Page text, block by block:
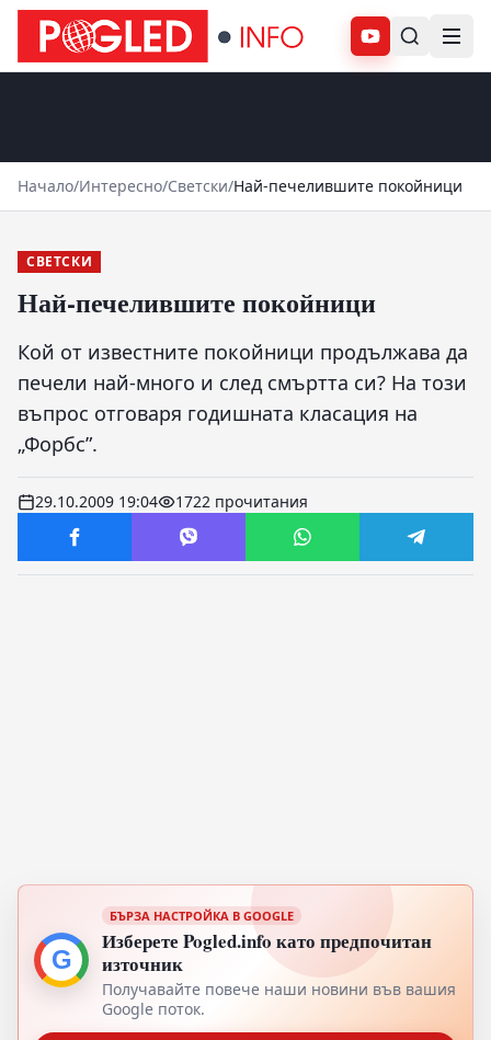
Абонирай се
Начало/Интересно/Светски/Най-печелившите покойници
СВЕТСКИ
Най-печелившите покойници
Кой от известните покойници продължава да
печели най-много и след смъртта си? На този
въпрос отговаря годишната класация на
„Форбс”.
29.10.2009 19:04 1722 прочитания
G
БЪРЗА НАСТРОЙКА В GOOGLE
Изберете Pogled.info като предпочитан
източник
Получавайте повече наши новини във вашия
Google поток.